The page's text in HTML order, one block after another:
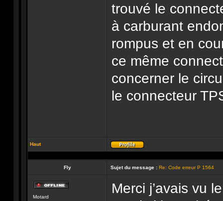
trouvé le
à carburant
rompus et en
ce même
concerner le
le connecteur
Haut
Profil
Fly Sujet du message : Re: Code erreur P 1564
Motard
Merci j’avais vu